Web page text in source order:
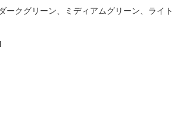
ークグリーン、ミディアムグリーン、ライト